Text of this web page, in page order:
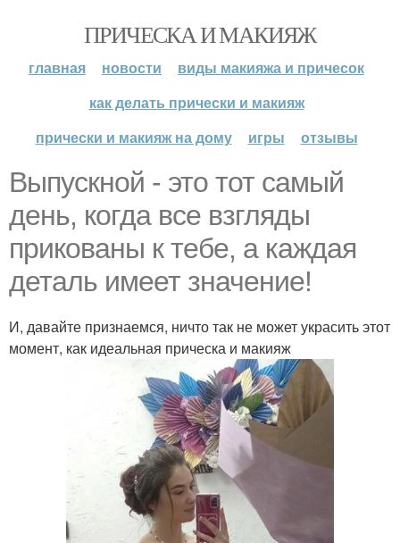
ПРИЧЕСКА И МАКИЯЖ
главная новости
виды макияжа и причесок
как делать прически и макияж
прически и макияж на дому
игры отзывы
Выпускной - это тот самый
день, когда все взгляды
прикованы к тебе, а каждая
деталь имеет значение!
И, давайте признаемся, ничто так не может украсить этот
момент, как идеальная прическа и макияж